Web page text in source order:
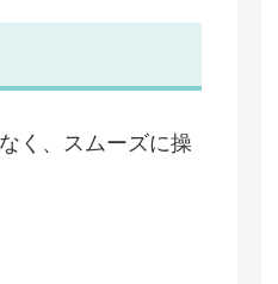
く、スムーズに操